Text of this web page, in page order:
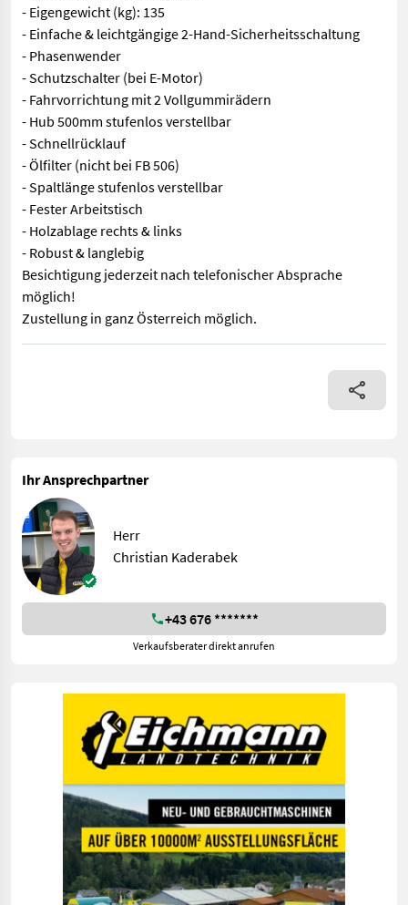
- Eigengewicht (kg): 135
- Einfache & leichtgängige 2-Hand-Sicherheitsschaltung
- Phasenwender
- Schutzschalter (bei E-Motor)
- Fahrvorrichtung mit 2 Vollgummirädern
- Hub 500mm stufenlos verstellbar
- Schnellrücklauf
- Ölfilter (nicht bei FB 506)
- Spaltlänge stufenlos verstellbar
- Fester Arbeitstisch
- Holzablage rechts & links
- Robust & langlebig
Besichtigung jederzeit nach telefonischer Absprache
möglich!
Zustellung in ganz Österreich möglich.
Sofort Verfügbar! Unterreiner, Vogesenblitz, AMR FB 507 TF
Ihr Ansprechpartner
Herr
Christian Kaderabek
+43 676 *******
Verkaufsberater direkt anrufen